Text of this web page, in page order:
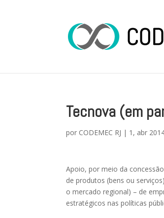
Tecnova (em
por CODEMEC RJ | 1, abr
Apoio, por meio da
de produtos (bens ou
o mercado regional) – de
estratégicos nas políticas